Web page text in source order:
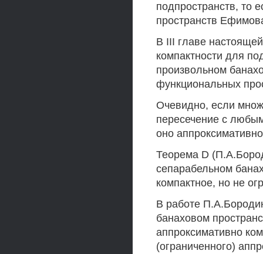
подпространств, то
пространств
В III главе
компактности для
произвольном
функциональных
Очевидно, если
пересечение с
оно
Теорема D
сепарабельном
компактное, но не
В работе
банаховом
аппроксимативно
(ограниченного)